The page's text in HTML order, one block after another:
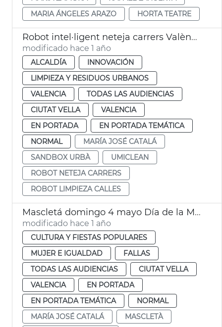
MARIA ÁNGELES ARAZO
HORTA TEATRE
Robot intel·ligent neteja carrers València. Sandbox Urbà
modificado hace 1 año
ALCALDÍA
INNOVACIÓN
LIMPIEZA Y RESIDUOS URBANOS
VALENCIA
TODAS LAS AUDIENCIAS
CIUTAT VELLA
VALENCIA
EN PORTADA
EN PORTADA TEMÁTICA
NORMAL
MARÍA JOSÉ CATALÁ
SANDBOX URBÀ
UMICLEAN
ROBOT NETEJA CARRERS
ROBOT LIMPIEZA CALLES
Mascletá domingo 4 mayo Día de la Madre València
modificado hace 1 año
CULTURA Y FIESTAS POPULARES
MUJER E IGUALDAD
FALLAS
TODAS LAS AUDIENCIAS
CIUTAT VELLA
VALENCIA
EN PORTADA
EN PORTADA TEMÁTICA
NORMAL
MARÍA JOSÉ CATALÁ
MASCLETÀ